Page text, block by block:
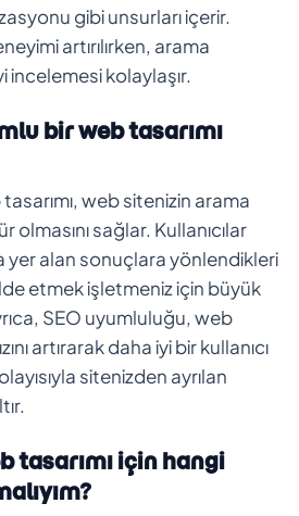
gibi unsurları içerir.
artırılırken, arama
incelemesi kolaylaşır.
bir web tasarımı
web sitenizin arama
sağlar. Kullanıcılar
yer alan sonuçlara yönlendikleri
etmek işletmeniz için büyük
SEO uyumluluğu, web
artırarak daha iyi bir kullanıcı
sitenizden ayrılan
tasarımı için hangi